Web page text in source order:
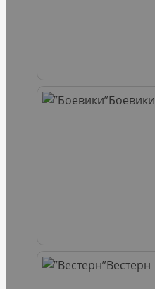
Боевики
Вестерн